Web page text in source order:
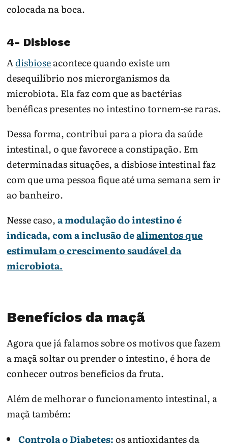
colocada na boca.
4- Disbiose
Adisbioseacontece quando existe um
desequilíbrio nos microrganismos da
microbiota. Ela faz com que as bactérias
benéficas presentes no intestino tornem-se raras.
Dessa forma, contribui para a piora da saúde
intestinal, o que favorece a constipação. Em
determinadas situações, a disbiose intestinal faz
com que uma pessoa fique até uma semana sem ir
ao banheiro.
Nesse caso,a modulação do intestino é
indicada, com a inclusão dealimentos que
estimulam o crescimento saudável da
microbiota.
Benefícios da maçã
Agora que já falamos sobre os motivos que fazem
a maçã soltar ou prender o intestino, é hora de
conhecer outros benefícios da fruta.
Além de melhorar o funcionamento intestinal, a
maçã também:
Controla o Diabetes:os antioxidantes da